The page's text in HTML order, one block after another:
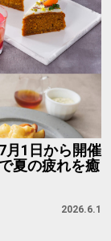
月1日から開催
夏の疲れを癒
2026.6.1